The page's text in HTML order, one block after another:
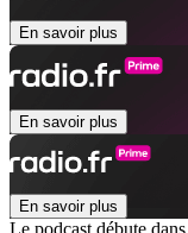
En savoir plus
En savoir plus
En savoir plus